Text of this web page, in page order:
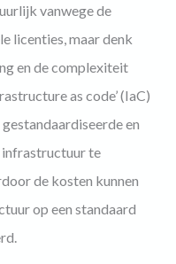
vanwege de
licenties, maar denk
en de complexiteit
as code’ (IaC)
en
infrastructuur te
de kosten kunnen
op een standaard